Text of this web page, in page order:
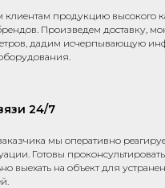
клиентам продукцию высокого
Произведем доставку,
дадим исчерпывающую
24/7
мы оперативно
Готовы
выехать на объект для